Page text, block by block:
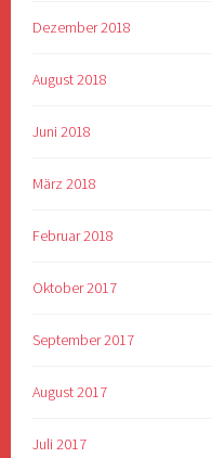
Dezember 2018
August 2018
Juni 2018
März 2018
Februar 2018
Oktober 2017
September 2017
August 2017
Juli 2017